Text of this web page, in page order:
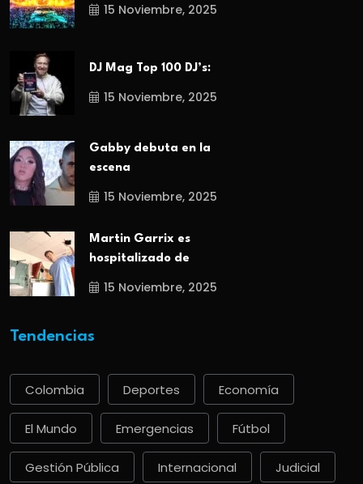
15 Noviembre, 2025
DJ Mag Top 100 DJ’s:
15 Noviembre, 2025
Gabby debuta en la
escena
15 Noviembre, 2025
Martin Garrix es
hospitalizado de
15 Noviembre, 2025
Tendencias
Colombia Deportes Economía
El Mundo Emergencias Fútbol
Gestión Pública Internacional Judicial